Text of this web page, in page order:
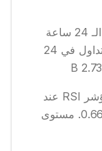
. خلال الـ 24 ساعة
حجم التداول في 24
مؤشر RSI عند
مستوى